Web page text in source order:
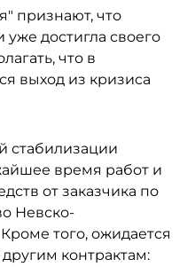
признают, что
уже достигла своего
что в
выход из кризиса
стабилизации
время работ и
от заказчика по
Невско-
того, ожидается
контрактам: